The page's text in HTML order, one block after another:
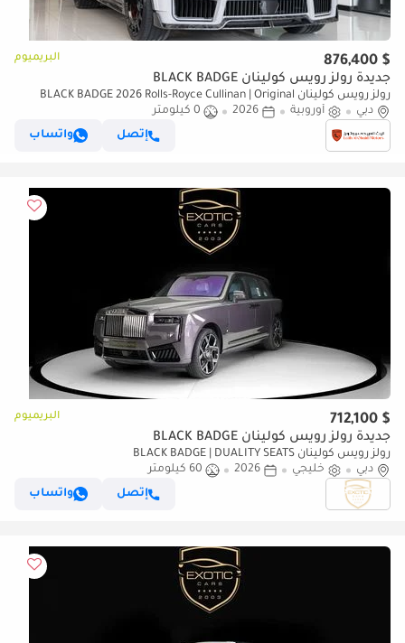
$ 876,400 البريميوم
جديدة رولز رويس كولينان BLACK BADGE
رولز رويس كولينان BLACK BADGE 2026 Rolls-Royce Cullinan | Original
Mansory | Full Carbon | Exclusive Blue Interior
دبي أوروبية 2026
0 كيلومتر
إتصل
واتساب
$ 712,100 البريميوم
جديدة رولز رويس كولينان BLACK BADGE
رولز رويس كولينان BLACK BADGE | DUALITY SEATS
دبي
خليجي 2026
60 كيلومتر
إتصل
واتساب